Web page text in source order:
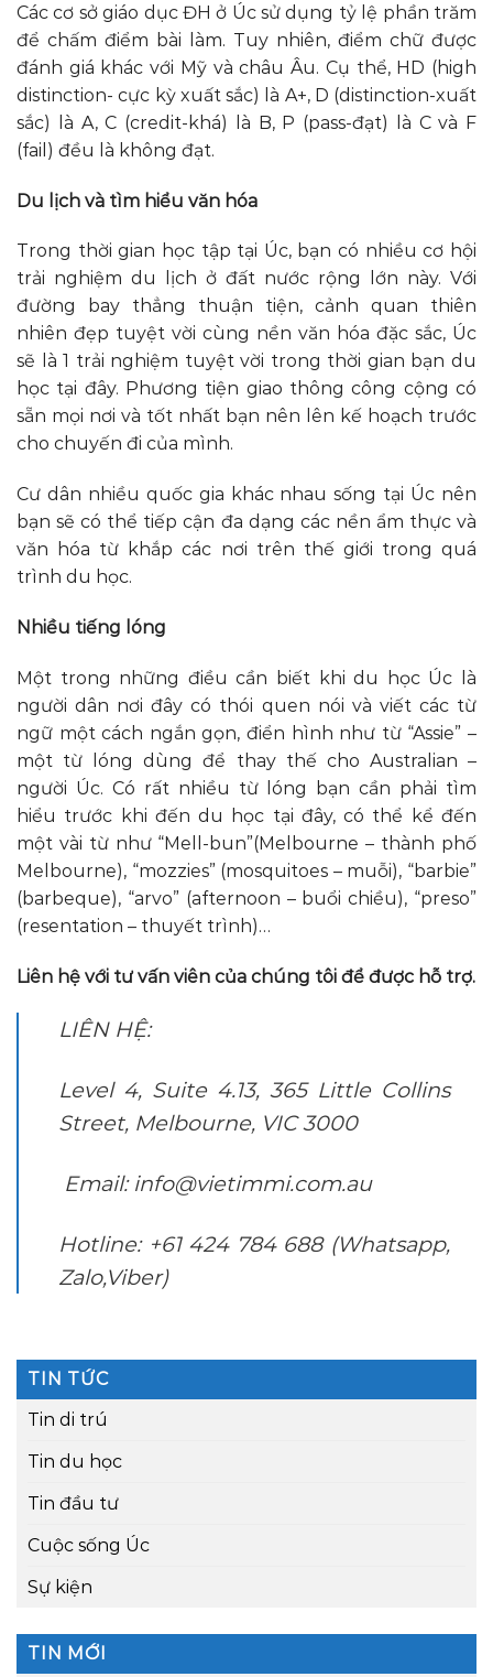
Các cơ sở giáo dục ĐH ở Úc sử dụng tỷ lệ phần trăm
để chấm điểm bài làm. Tuy nhiên, điểm chữ được
đánh giá khác với Mỹ và châu Âu. Cụ thể, HD (high
distinction- cực kỳ xuất sắc) là A+, D (distinction-xuất
sắc) là A, C (credit-khá) là B, P (pass-đạt) là C và F
(fail) đều là không đạt.
Du lịch và tìm hiểu văn hóa
Trong thời gian học tập tại Úc, bạn có nhiều cơ hội
trải nghiệm du lịch ở đất nước rộng lớn này. Với
đường bay thẳng thuận tiện, cảnh quan thiên
nhiên đẹp tuyệt vời cùng nền văn hóa đặc sắc, Úc
sẽ là 1 trải nghiệm tuyệt vời trong thời gian bạn du
học tại đây. Phương tiện giao thông công cộng có
sẵn mọi nơi và tốt nhất bạn nên lên kế hoạch trước
cho chuyến đi của mình.
Cư dân nhiều quốc gia khác nhau sống tại Úc nên
bạn sẽ có thể tiếp cận đa dạng các nền ẩm thực và
văn hóa từ khắp các nơi trên thế giới trong quá
trình du học.
Nhiều tiếng lóng
Một trong những điều cần biết khi du học Úc là
người dân nơi đây có thói quen nói và viết các từ
ngữ một cách ngắn gọn, điển hình như từ “Assie” –
một từ lóng dùng để thay thế cho Australian –
người Úc. Có rất nhiều từ lóng bạn cần phải tìm
hiểu trước khi đến du học tại đây, có thể kể đến
một vài từ như “Mell-bun”(Melbourne – thành phố
Melbourne), “mozzies” (mosquitoes – muỗi), “barbie”
(barbeque), “arvo” (afternoon – buổi chiều), “preso”
(resentation – thuyết trình)…
Liên hệ với tư vấn viên của chúng tôi để được hỗ trợ.
LIÊN HỆ:
Level 4, Suite 4.13, 365 Little Collins
Street, Melbourne, VIC 3000
Email: info@vietimmi.com.au
Hotline: +61 424 784 688 (Whatsapp,
Zalo,Viber)
TIN TỨC
Tin di trú
Tin du học
Tin đầu tư
Cuộc sống Úc
Sự kiện
TIN MỚI